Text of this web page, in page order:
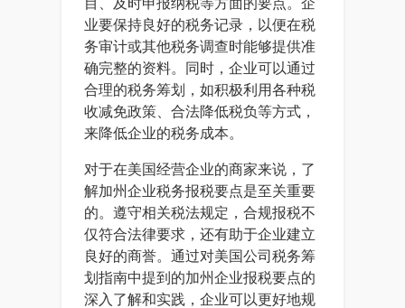
业要保持良好的税务记录，以便在税
务审计或其他税务调查时能够提供准
确完整的资料。同时，企业可以通过
合理的税务筹划，如积极利用各种税
收减免政策、合法降低税负等方式，
来降低企业的税务成本。
对于在美国经营企业的商家来说，了
解加州企业税务报税要点是至关重要
的。遵守相关税法规定，合规报税不
仅符合法律要求，还有助于企业建立
良好的商誉。通过对美国公司税务筹
划指南中提到的加州企业报税要点的
深入了解和实践，企业可以更好地规